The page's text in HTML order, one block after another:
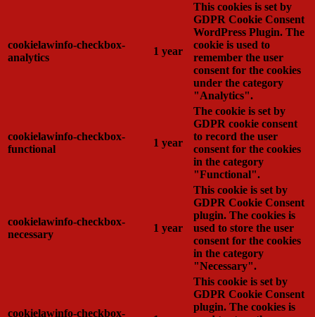
cookielawinfo-checkbox-
analytics
1 year
This cookies is set by
GDPR Cookie Consent
WordPress Plugin. The
cookie is used to
remember the user
consent for the cookies
under the category
"Analytics".
cookielawinfo-checkbox-
functional
1 year
The cookie is set by
GDPR cookie consent
to record the user
consent for the cookies
in the category
"Functional".
cookielawinfo-checkbox-
necessary
1 year
This cookie is set by
GDPR Cookie Consent
plugin. The cookies is
used to store the user
consent for the cookies
in the category
"Necessary".
cookielawinfo-checkbox-
This cookie is set by
GDPR Cookie Consent
plugin. The cookies is